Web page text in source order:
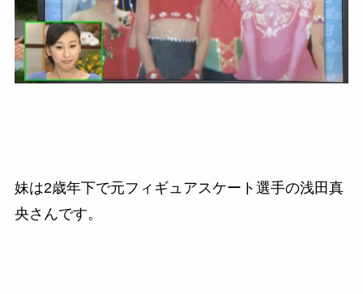
妹は2歳年下で元フィギュアスケート選手の浅田真
央さんです。